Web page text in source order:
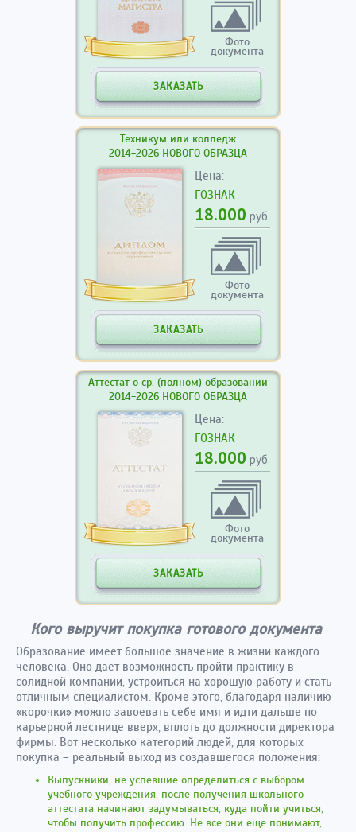
Фото
документа
ЗАКАЗАТЬ
Техникум или колледж
2014-2026 НОВОГО ОБРАЗЦА
Цена:
ГОЗНАК
18.000 руб.
Фото
документа
ЗАКАЗАТЬ
Аттестат о ср. (полном) образовании
2014-2026 НОВОГО ОБРАЗЦА
Цена:
ГОЗНАК
18.000 руб.
Фото
документа
ЗАКАЗАТЬ
Кого выручит покупка готового документа
Образование имеет большое значение в жизни каждого
человека. Оно дает возможность пройти практику в
солидной компании, устроиться на хорошую работу и стать
отличным специалистом. Кроме этого, благодаря наличию
«корочки» можно завоевать себе имя и идти дальше по
карьерной лестнице вверх, вплоть до должности директора
фирмы. Вот несколько категорий людей, для которых
покупка – реальный выход из создавшегося положения:
Выпускники, не успевшие определиться с выбором
учебного учреждения, после получения школьного
аттестата начинают задумываться, куда пойти учиться,
чтобы получить профессию. Не все они еще понимают,